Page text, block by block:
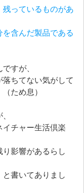
っているものがあ
含んだ製品である
すが、
ちてない気がして
ため息）
チャー生活倶楽
影響があるらし
書いてありまし